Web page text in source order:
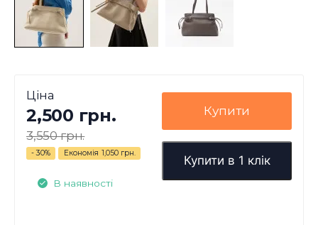
Ціна
2,500 грн.
3,550 грн.
- 30% Економія 1,050 грн.
В наявності
Купити
Купити в 1 клік